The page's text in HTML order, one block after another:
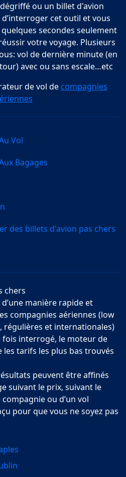
ou un billet d'avion
cet outil et vous
secondes seulement
votre voyage. Plusieurs
vol de dernière minute (en
avec ou sans escale…etc
de vol de compagnies
Vol
Bagages
des billets d'avion pas chers
chers
manière rapide et
compagnies aériennes (low
régulières et internationales)
fois interrogé, le moteur de
tarifs les plus bas trouvés
peuvent être affinés
suivant le prix, suivant le
ou d’un vol
pour que vous ne soyez pas